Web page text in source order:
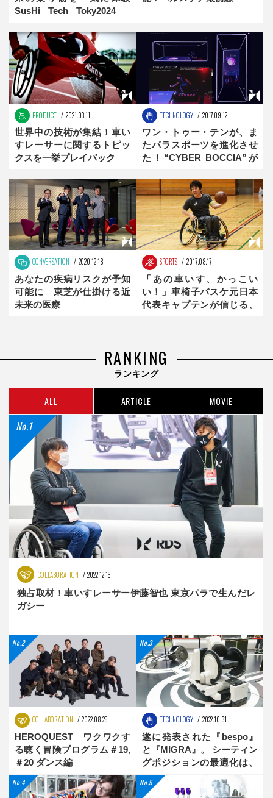
SusHi Tech Toky2024
PRODUCT 2021.03.11
世界中の技術が集結！車い
すレーサーに関するトピッ
クスを一挙プレイバック
TECHNOLOGY 2017.09.12
ワン・トゥー・テンが、ま
たパラスポーツを進化させ
た！“CYBER BOCCIA”が
CONVERSATION 2020.12.18
あなたの疾病リスクが予知
可能に 東芝が仕掛ける近
未来の医療
SPORTS 2017.08.17
「あの車いす、かっこい
い！」車椅子バスケ元日本
代表キャプテンが信じる、
RANKING
ランキング
ALL ARTICLE MOVIE
COLLABORATION 2022.12.16
独占取材！車いすレーサー伊藤智也 東京パラで生んだレ
ガシー
COLLABORATION 2022.08.25
HEROQUEST ワクワクす
る聴く冒険プログラム＃19,
＃20 ダンス編
TECHNOLOGY 2022.10.31
遂に発表された『bespo』
と『MIGRA』。 シーティン
グポジションの最適化は、
新時代へ